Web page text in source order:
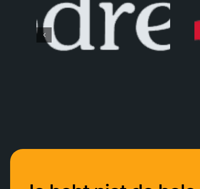
Tinus